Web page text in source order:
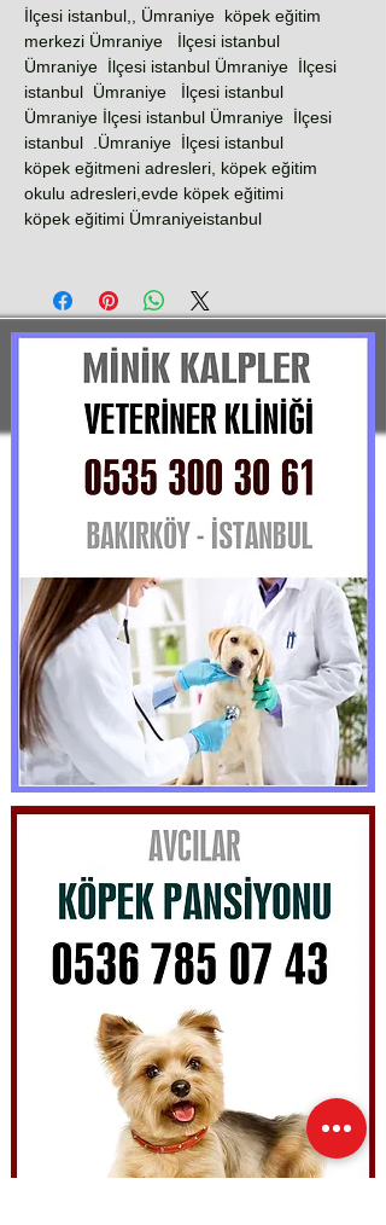
İlçesi istanbul,, Ümraniye köpek eğitim
merkezi Ümraniye İlçesi istanbul
Ümraniye İlçesi istanbul Ümraniye İlçesi
istanbul Ümraniye İlçesi istanbul
Ümraniye İlçesi istanbul Ümraniye İlçesi
istanbul .Ümraniye İlçesi istanbul
köpek eğitmeni adresleri, köpek eğitim
okulu adresleri,evde köpek eğitimi
köpek eğitimi Ümraniyeistanbul